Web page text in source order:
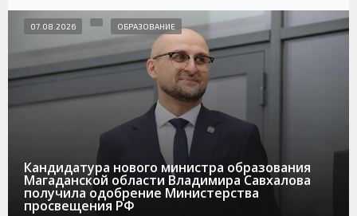
Кандидатура нового министра образования
Магаданской области Владимира Савхалова
получила одобрение Министерства
просвещения РФ
07.08.2026 ОБРАЗОВАНИЕ